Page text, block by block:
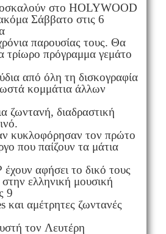
στο HOLYWOOD
Σάββατο στις 6
παρουσίας τους. Θα
τρίωρο πρόγραμμα γεμάτο
από όλη τη δισκογραφία
κομμάτια άλλων
ζωντανή, διαδραστική
κυκλοφόρησαν τον πρώτο
που παίζουν τα μάτια
αφήσει το δικό τους
ελληνική μουσική
9
και αμέτρητες ζωντανές
τον Λευτέρη